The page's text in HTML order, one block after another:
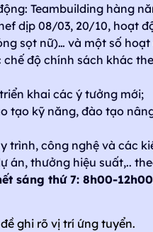
Teambuilding hàng
dịp 08/03, 20/10, hoạt
sọt nữ)… và một số
chế độ chính sách khác
khai các ý tưởng mới;
tạo kỹ năng, đào tạo
trình, công nghệ và các
án, thưởng hiệu suất,..
sáng thứ 7: 8h00-
ghi rõ vị trí ứng tuyển.